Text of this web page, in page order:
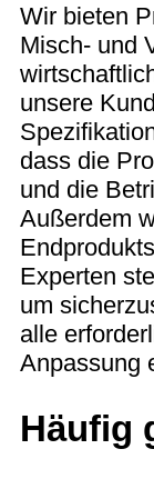
Wir bieten
Misch- und
unsere
dass die
und die
Außerdem
Experten
um
alle
Anpassung
Häufig